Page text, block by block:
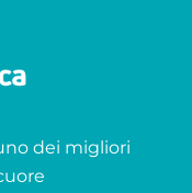
dei migliori